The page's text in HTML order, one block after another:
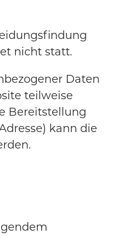
nicht statt.
Daten
teilweise
Bereitstellung
kann die